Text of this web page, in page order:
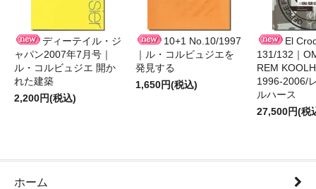
ディーテイル・ジ
ャパン2007年7月号｜
ル・コルビュジエ 開か
れた建築
2,200円(税込)
10+1 No.10/1997
｜ル・コルビュジエを
発見する
1,650円(税込)
El
131/132｜
REM
1996-2006/
ルハース
27,500円(税
ホーム